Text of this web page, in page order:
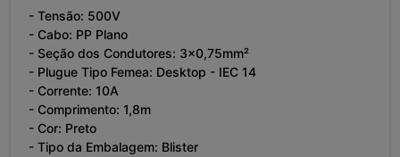
- Tensão: 500V
- Cabo: PP Plano
- Seção dos Condutores: 3x0,75mm²
- Plugue Tipo Femea: Desktop - IEC 14
- Corrente: 10A
- Comprimento: 1,8m
- Cor: Preto
- Tipo da Embalagem: Blister